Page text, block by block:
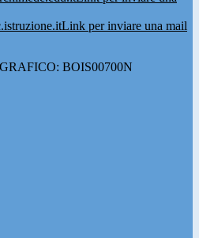
Link per inviare una mail
BOIS00700N